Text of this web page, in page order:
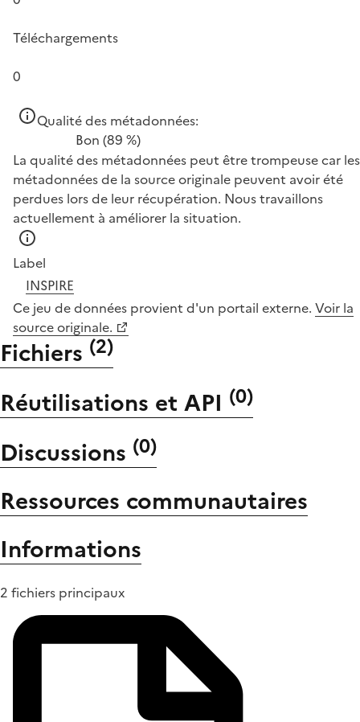
Téléchargements
0
Qualité des métadonnées:
Bon (89 %)
La qualité des métadonnées peut être trompeuse car les
métadonnées de la source originale peuvent avoir été
perdues lors de leur récupération. Nous travaillons
actuellement à améliorer la situation.
Label
INSPIRE
Ce jeu de données provient d'un portail externe. Voir la
source originale.
Fichiers (2)
Réutilisations et API (0)
Discussions (0)
Ressources communautaires
Informations
2 fichiers principaux